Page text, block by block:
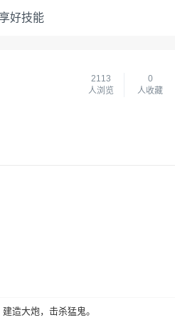
好技能
2113
人浏览
0
人收藏
造大炮，击杀猛鬼。